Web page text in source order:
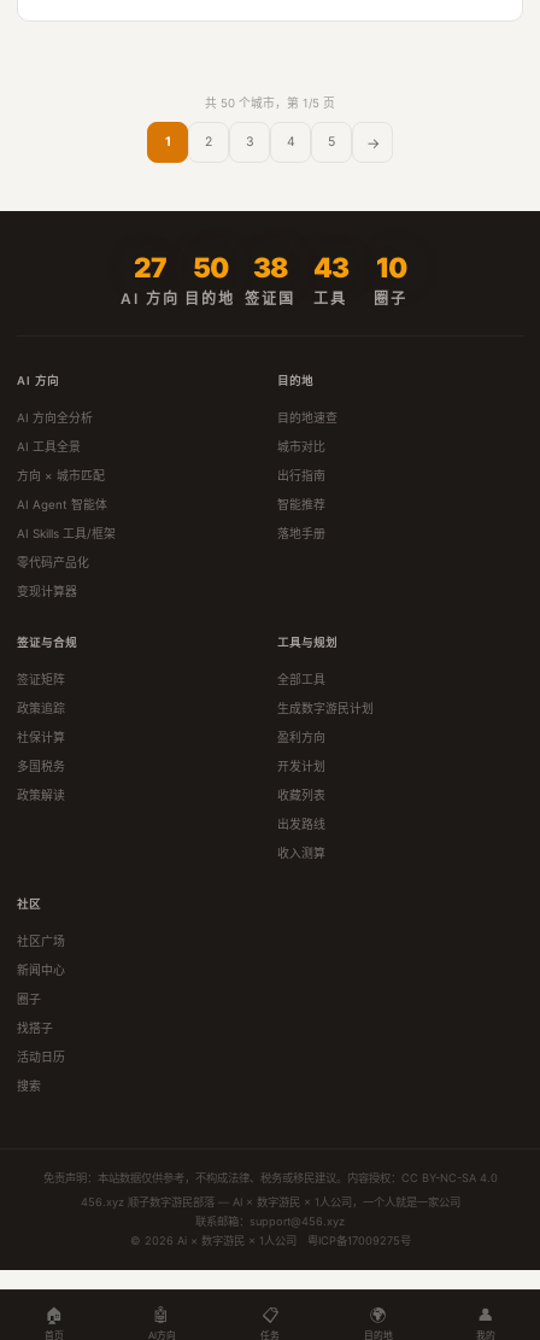
共 50 个城市，第 1/5 页
1 2 3 4 5 →
27
AI 方向
50
目的地
38
签证国
43
工具
10
圈子
AI 方向
AI 方向全分析
AI 工具全景
方向 × 城市匹配
AI Agent 智能体
AI Skills 工具/框架
零代码产品化
变现计算器
目的地
目的地速查
城市对比
出行指南
智能推荐
落地手册
签证与合规
签证矩阵
政策追踪
社保计算
多国税务
政策解读
工具与规划
全部工具
生成数字游民计划
盈利方向
开发计划
收藏列表
出发路线
收入测算
社区
社区广场
新闻中心
圈子
找搭子
活动日历
搜索
免责声明：本站数据仅供参考，不构成法律、税务或移民建议。内容授权： CC BY-NC-SA 4.0
456.xyz 顺子数字游民部落 — AI × 数字游民 × 1人公司，一个人就是一家公司
联系邮箱： support@456.xyz
© 2026 Ai × 数字游民 × 1人公司
粤ICP备17009275号
🏠
首页
🤖
AI方向
📋
任务
🌍
目的地
👤
我的